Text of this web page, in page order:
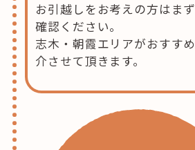
お引越しをお考えの方はま
確認ください。
志木・朝霞エリアがおすす
介させて頂きます。